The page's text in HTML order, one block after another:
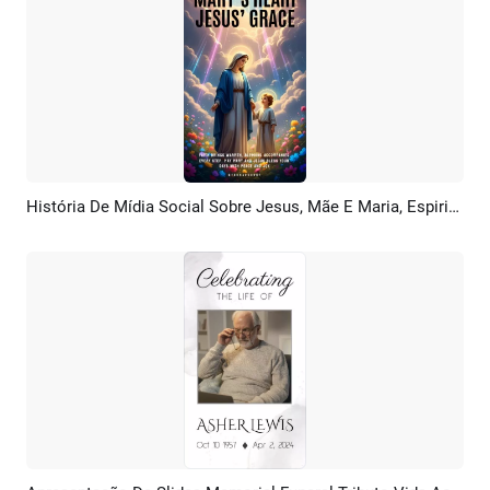
Pré-visualizar Criar IA História De Mídia Social Sobre Jesus, Mãe E Maria, Espiritualidade Católica E Motivação.